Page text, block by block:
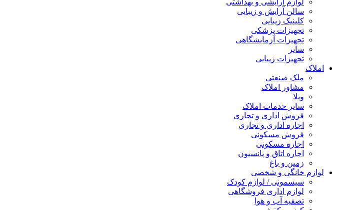
لوازم آرایشی و بهداشتی
سالن آرایش و زیبایی
کلینیک زیبایی
تجهیزات پزشکی
تجهیزات آزمایشگاهی
سایر
تجهیزات زیبایی
املاک
ملک صنعتی
مشاور املاک
ویلا
سایر خدمات املاک
فروش اداری و تجاری
اجاره اداری و تجاری
فروش مسکونی
اجاره مسکونی
اجاره اتاق و پانسیون
زمین و باغ
لوازم خانگی و شخصی
سیسمونی / لوازم کودک
لوازم اداری فروشگاهی
تصفیه آب و هوا